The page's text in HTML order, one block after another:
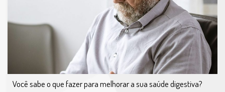
Você sabe o que fazer para melhorar a sua saúde digestiva?